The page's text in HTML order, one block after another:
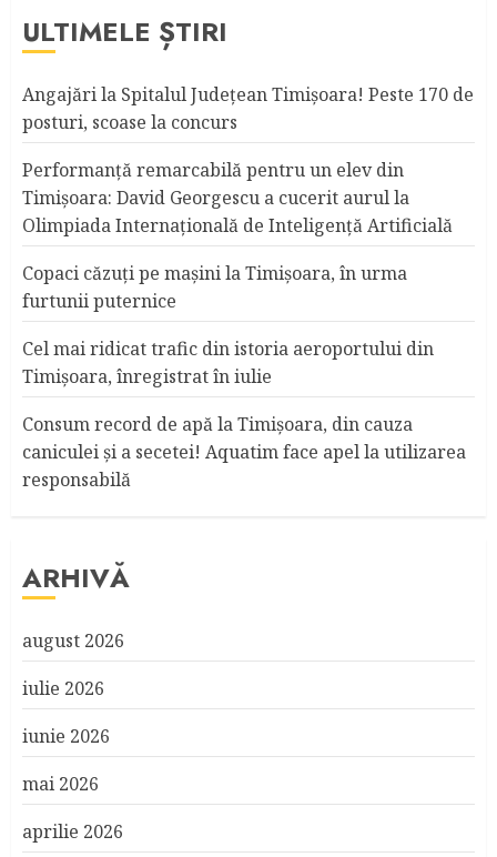
ULTIMELE ȘTIRI
Angajări la Spitalul Judeţean Timişoara! Peste 170 de
posturi, scoase la concurs
Performanță remarcabilă pentru un elev din
Timișoara: David Georgescu a cucerit aurul la
Olimpiada Internațională de Inteligență Artificială
Copaci căzuţi pe maşini la Timişoara, în urma
furtunii puternice
Cel mai ridicat trafic din istoria aeroportului din
Timişoara, înregistrat în iulie
Consum record de apă la Timişoara, din cauza
caniculei şi a secetei! Aquatim face apel la utilizarea
responsabilă
ARHIVĂ
august 2026
iulie 2026
iunie 2026
mai 2026
aprilie 2026